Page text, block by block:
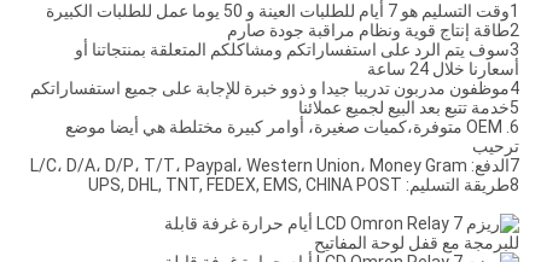
1وقت التسليم هو 7 أيام للطلبات العينة و 50 يوما عمل للطلبات الكبيرة
2طاقة إنتاج قوية ونظام مراقبة جودة صارم
3سوف يتم الرد على استفساراتكم ومشاكلكم المتعلقة بمنتجاتنا أو
أسعارنا خلال 24 ساعة
4موظفون مدربون تدريبا جيدا و ذوو خبرة للإجابة على جميع استفساراتكم
5خدمة تتبع بعد البيع لجميع عملائنا
6. OEM متوفرة،كميات صغيرة، أوامر كبيرة مختلطة هي أيضا موضع
ترحيب
7الدفع: L/C، D/A، D/P، T/T، Paypal، Western Union، Money Gram
8طريقة التسليم: UPS, DHL, TNT, FEDEX, EMS, CHINA POST